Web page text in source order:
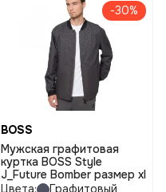
-30%
BOSS
Мужская графитовая
куртка BOSS Style
J_Future Bomber размер xl
Цвета:
Графитовый